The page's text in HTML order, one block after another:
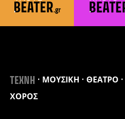
ΤΕΧΝΗ ΜΟΥΣΙΚΗ ΘΕΑΤΡΟ
ΧΟΡΟΣ